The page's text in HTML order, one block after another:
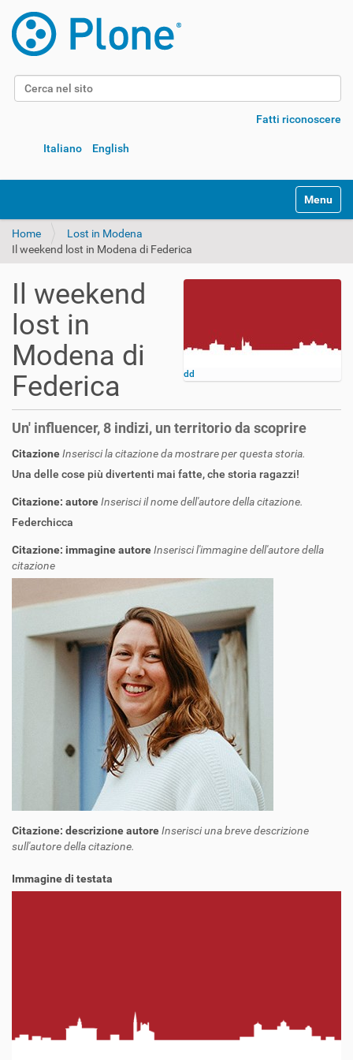
Cerca nel sito
Fatti riconoscere
Italiano English
Alterna
Home
Lost in Modena
Il weekend lost in Modena di Federica
dd
Il weekend
lost in
Modena di
Federica
Un' influencer, 8 indizi, un territorio da scoprire
CitazioneInserisci la citazione da mostrare per questa storia.
Una delle cose più divertenti mai fatte, che storia ragazzi!
Citazione: autoreInserisci il nome dell'autore della citazione.
Federchicca
Citazione: immagine autoreInserisci l'immagine dell'autore della
citazione
Citazione: descrizione autoreInserisci una breve descrizione
sull'autore della citazione.
Immagine di testata